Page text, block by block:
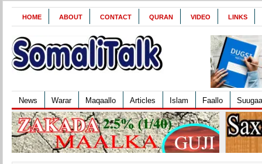
HOME ABOUT CONTACT QURAN VIDEO LINKS
News Warar Maqaallo Articles Islam Faallo